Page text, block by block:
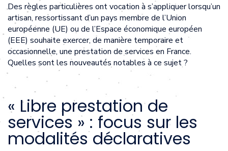
Des règles particulières ont vocation à s’appliquer lorsqu’un
artisan, ressortissant d’un pays membre de l’Union
européenne (UE) ou de l’Espace économique européen
(EEE) souhaite exercer, de manière temporaire et
occasionnelle, une prestation de services en France.
Quelles sont les nouveautés notables à ce sujet ?
« Libre prestation de
services » : focus sur les
modalités déclaratives